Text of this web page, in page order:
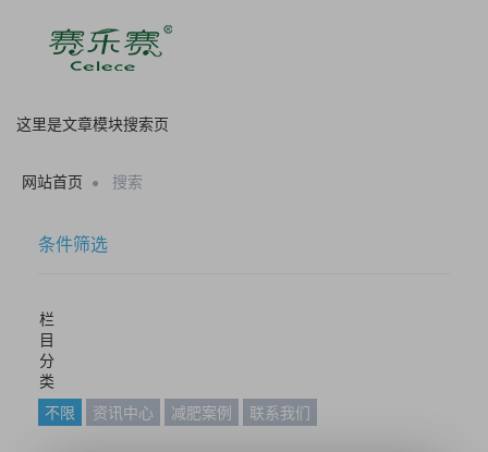
这里是文章模块搜索页
网站首页 搜索
条件筛选
栏
目
分
类
不限
资讯中心 减肥案例 联系我们